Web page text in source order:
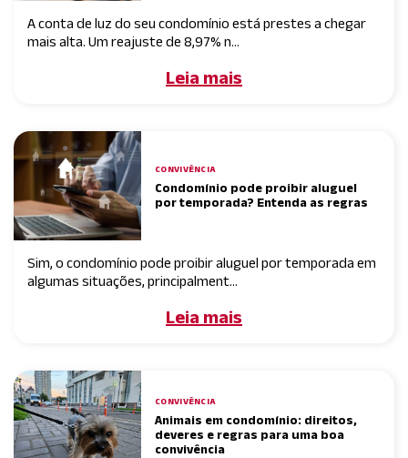
A conta de luz do seu condomínio está prestes a chegar
mais alta. Um reajuste de 8,97% n...
Leia mais
CONVIVÊNCIA
Condomínio pode proibir aluguel
por temporada? Entenda as regras
Sim, o condomínio pode proibir aluguel por temporada em
algumas situações, principalment...
Leia mais
CONVIVÊNCIA
Animais em condomínio: direitos,
deveres e regras para uma boa
convivência